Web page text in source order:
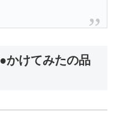
かけてみたの品